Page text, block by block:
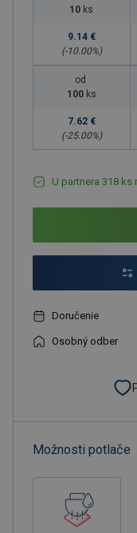
10 ks
9.14 €
(-10.00%)
od
100 ks
7.62 €
(-25.00%)
U partnera 318 ks
Doručenie
Osobný odber
Možnosti potlače